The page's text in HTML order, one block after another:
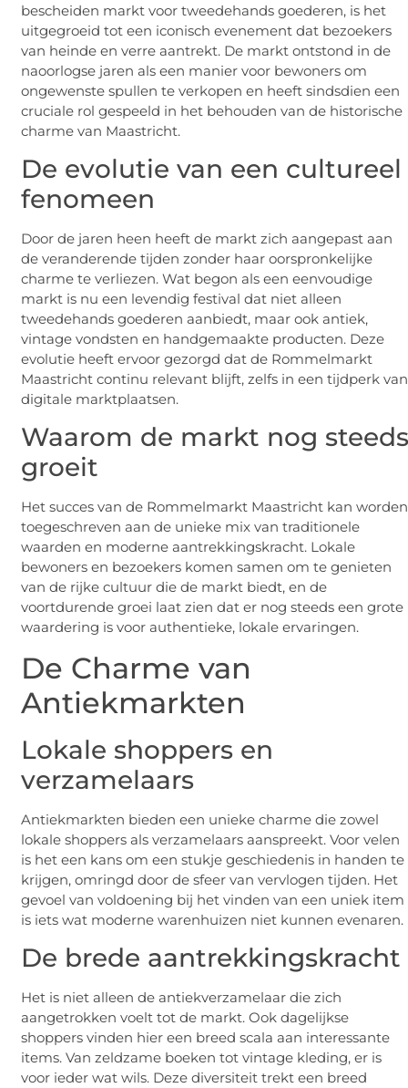
bescheiden markt voor tweedehands goederen, is het
uitgegroeid tot een iconisch evenement dat bezoekers
van heinde en verre aantrekt. De markt ontstond in de
naoorlogse jaren als een manier voor bewoners om
ongewenste spullen te verkopen en heeft sindsdien een
cruciale rol gespeeld in het behouden van de historische
charme van Maastricht.
De evolutie van een cultureel
fenomeen
Door de jaren heen heeft de markt zich aangepast aan
de veranderende tijden zonder haar oorspronkelijke
charme te verliezen. Wat begon als een eenvoudige
markt is nu een levendig festival dat niet alleen
tweedehands goederen aanbiedt, maar ook antiek,
vintage vondsten en handgemaakte producten. Deze
evolutie heeft ervoor gezorgd dat de Rommelmarkt
Maastricht continu relevant blijft, zelfs in een tijdperk van
digitale marktplaatsen.
Waarom de markt nog
groeit
Het succes van de Rommelmarkt Maastricht kan worden
toegeschreven aan de unieke mix van traditionele
waarden en moderne aantrekkingskracht. Lokale
bewoners en bezoekers komen samen om te genieten
van de rijke cultuur die de markt biedt, en de
voortdurende groei laat zien dat er nog steeds een grote
waardering is voor authentieke, lokale ervaringen.
De Charme van
Antiekmarkten
Lokale shoppers en
verzamelaars
Antiekmarkten bieden een unieke charme die zowel
lokale shoppers als verzamelaars aanspreekt. Voor velen
is het een kans om een stukje geschiedenis in handen te
krijgen, omringd door de sfeer van vervlogen tijden. Het
gevoel van voldoening bij het vinden van een uniek item
is iets wat moderne warenhuizen niet kunnen evenaren.
De brede aantrekkingskracht
Het is niet alleen de antiekverzamelaar die zich
aangetrokken voelt tot de markt. Ook dagelijkse
shoppers vinden hier een breed scala aan interessante
items. Van zeldzame boeken tot vintage kleding, er is
voor ieder wat wils. Deze diversiteit trekt een breed